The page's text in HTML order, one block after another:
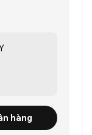
hàng